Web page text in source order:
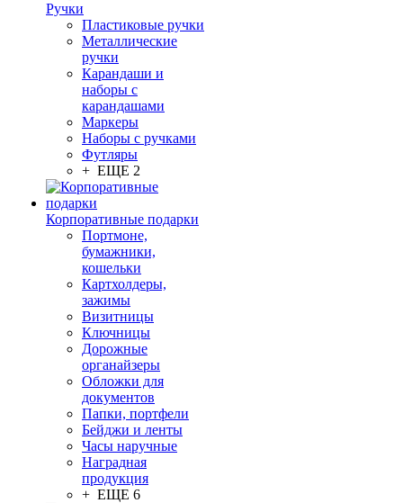
Ручки
Пластиковые ручки
Металлические
ручки
Карандаши и
наборы с
карандашами
Маркеры
Наборы с ручками
Футляры
+ ЕЩЕ 2
Корпоративные подарки
Портмоне,
бумажники,
кошельки
Картхолдеры,
зажимы
Визитницы
Ключницы
Дорожные
органайзеры
Обложки для
документов
Папки, портфели
Бейджи и ленты
Часы наручные
Наградная
продукция
+ ЕЩЕ 6